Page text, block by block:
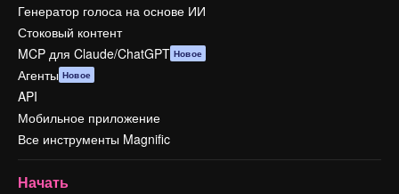
Генератор голоса на основе ИИ
Стоковый контент
MCP для Claude/ChatGPT Новое
Агенты Новое
API
Мобильное приложение
Все инструменты Magnific
Начать